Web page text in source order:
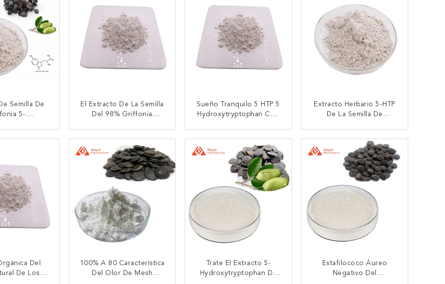
Semilla De
5-
AHORA
El Extracto De La Semilla
Del 98% Griffonia
Hydroxytryptophan
CONTACTAR AHORA
Sueño Tranquilo 5 HTP 5
Hydroxytryptophan CAS
CONTACTAR AHORA
Extracto Herbario 5-HTP
De La Semilla De
CONTACTAR AHORA
Del
De Los
100% A 80 Característica
Del Olor De Mesh
Trate El Extracto 5-
Hydroxytryptophan De
Estafilococo Áureo
Negativo Del